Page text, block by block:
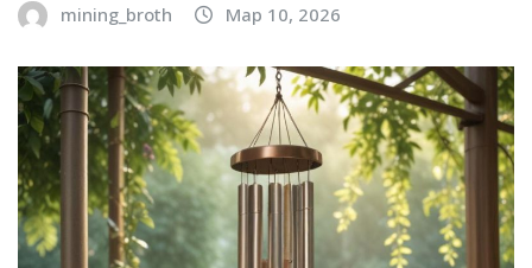
mining_broth Мар 10, 2026